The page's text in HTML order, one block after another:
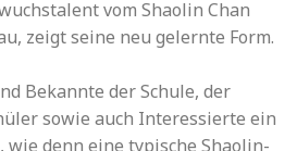
vom Shaolin Chan
zeigt seine neu gelernte Form.
Bekannte der Schule, der
sowie auch Interessierte ein
wie denn eine typische Shaolin-